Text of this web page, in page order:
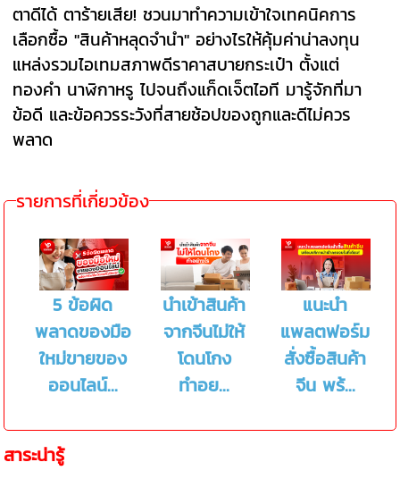
ตาดีได้ ตาร้ายเสีย! ชวนมาทำความเข้าใจเทคนิคการ
เลือกซื้อ "สินค้าหลุดจำนำ" อย่างไรให้คุ้มค่าน่าลงทุน
แหล่งรวมไอเทมสภาพดีราคาสบายกระเป๋า ตั้งแต่
ทองคำ นาฬิกาหรู ไปจนถึงแก็ดเจ็ตไอที มารู้จักที่มา
ข้อดี และข้อควรระวังที่สายช้อปของถูกและดีไม่ควร
พลาด
รายการที่เกี่ยวข้อง
5 ข้อผิด
พลาดของมือ
ใหม่ขายของ
ออนไลน์...
นำเข้าสินค้า
จากจีนไม่ให้
โดนโกง
ทำอย...
แนะนำ
แพลตฟอร์ม
สั่งซื้อสินค้า
จีน พร้...
สาระน่ารู้